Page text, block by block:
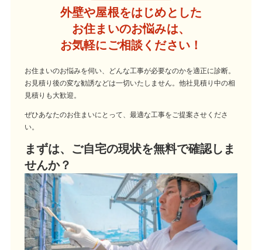
外壁や屋根をはじめとした
お住まいのお悩みは、
お気軽にご相談ください！
お住まいのお悩みを伺い、どんな工事が必要なのかを適正に診断。
お見積り後の変な勧誘などは一切いたしません。他社見積り中の相
見積りも大歓迎。
ぜひあなたのお住まいにとって、最適な工事をご提案させくださ
い。
まずは、ご自宅の現状を無料で確認しま
せんか？